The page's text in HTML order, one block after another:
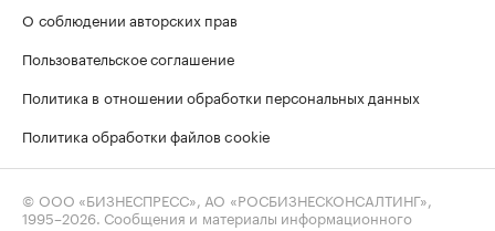
О соблюдении авторских прав
Пользовательское соглашение
Политика в отношении обработки персональных данных
Политика обработки файлов cookie
© ООО «БИЗНЕСПРЕСС», АО «РОСБИЗНЕСКОНСАЛТИНГ»,
1995–2026. Сообщения и материалы информационного